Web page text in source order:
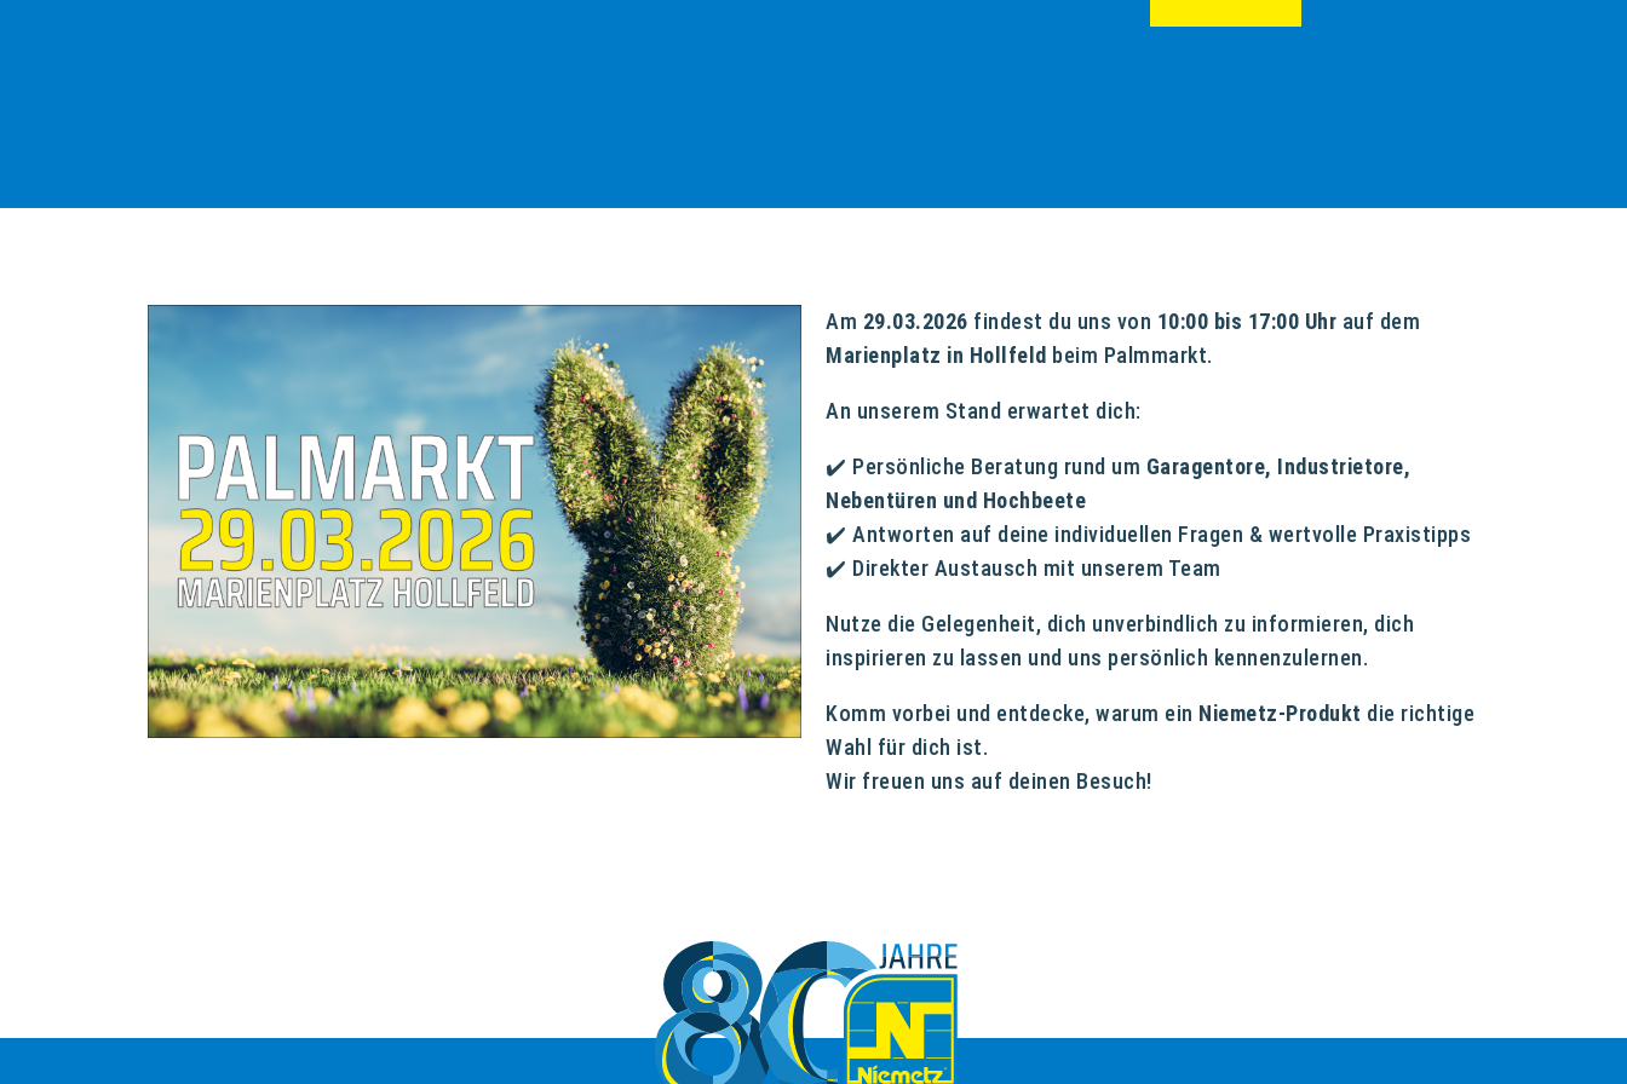
Am 29.03.2026 findest du uns von 10:00 bis 17:00 Uhr auf dem
Marienplatz in Hollfeld beim Palmmarkt.
An unserem Stand erwartet dich:
✔️ Persönliche Beratung rund um Garagentore, Industrietore,
Nebentüren und Hochbeete
✔️ Antworten auf deine individuellen Fragen & wertvolle Praxistipps
✔️ Direkter Austausch mit unserem Team
Nutze die Gelegenheit, dich unverbindlich zu informieren, dich
inspirieren zu lassen und uns persönlich kennenzulernen.
Komm vorbei und entdecke, warum ein Niemetz-Produkt die richtige
Wahl für dich ist.
Wir freuen uns auf deinen Besuch!